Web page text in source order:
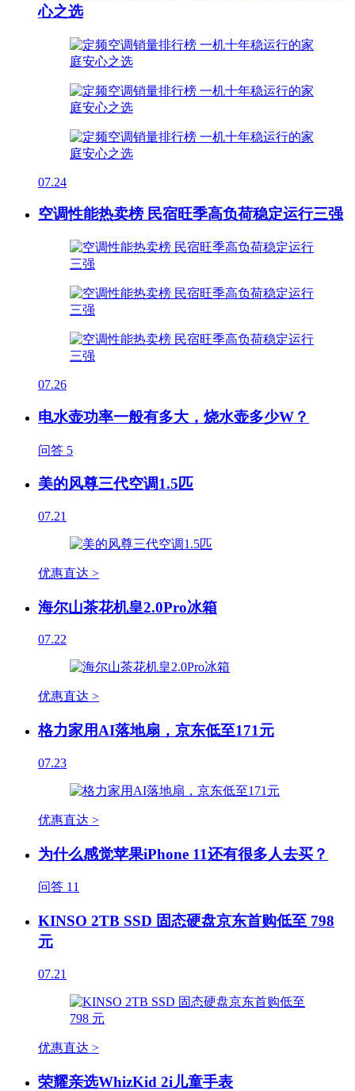
心之选
07.24
空调性能热卖榜 民宿旺季高负荷稳定运行三强
07.26
电水壶功率一般有多大，烧水壶多少W？
问答 5
美的风尊三代空调1.5匹
07.21
优惠直达 >
海尔山茶花机皇2.0Pro冰箱
07.22
优惠直达 >
格力家用AI落地扇，京东低至171元
07.23
优惠直达 >
为什么感觉苹果iPhone 11还有很多人去买？
问答 11
KINSO 2TB SSD 固态硬盘京东首购低至 798
元
07.21
优惠直达 >
荣耀亲选WhizKid 2i儿童手表